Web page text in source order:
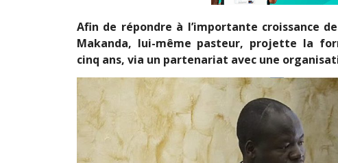
Afin de répondre à l’importante croissance
Makanda, lui-même pasteur, projette la
cinq ans, via un partenariat avec une